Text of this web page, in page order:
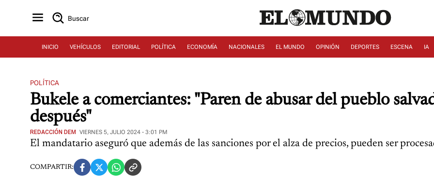
Buscar
INICIO VEHÍCULOS EDITORIAL POLÍTICA ECONOMÍA NACIONALES EL MUNDO OPINIÓN DEPORTES ESCENA IA
POLÍTICA
Bukele a comerciantes: "Paren de abusar del pueblo
después"
REDACCIÓN DEM VIERNES 5, JULIO 2024 - 3:01 PM
El mandatario aseguró que además de las sanciones por el alza de precios, pueden ser
COMPARTIR: